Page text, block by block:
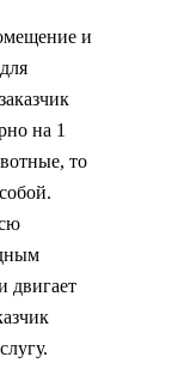
и
на 1
то
двигает